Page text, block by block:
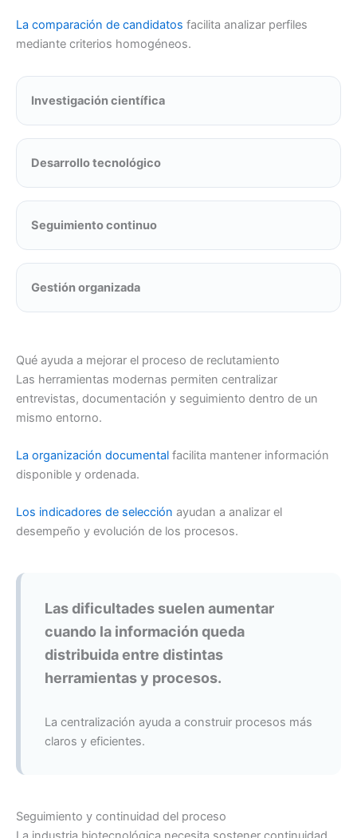
La comparación de candidatos facilita analizar perfiles
mediante criterios homogéneos.
Investigación científica
Desarrollo tecnológico
Seguimiento continuo
Gestión organizada
Qué ayuda a mejorar el proceso de reclutamiento
Las herramientas modernas permiten centralizar
entrevistas, documentación y seguimiento dentro de un
mismo entorno.
La organización documental facilita mantener información
disponible y ordenada.
Los indicadores de selección ayudan a analizar el
desempeño y evolución de los procesos.
Las dificultades suelen aumentar
cuando la información queda
distribuida entre distintas
herramientas y procesos.
La centralización ayuda a construir procesos más
claros y eficientes.
Seguimiento y continuidad del proceso